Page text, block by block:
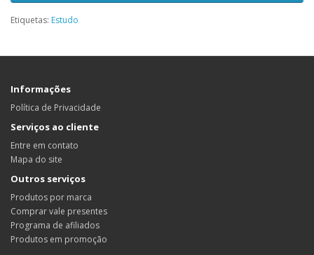
Etiquetas: Estudo
Informações
Política de Privacidade
Serviços ao cliente
Entre em contato
Mapa do site
Outros serviços
Produtos por marca
Comprar vale presentes
Programa de afiliados
Produtos em promoção